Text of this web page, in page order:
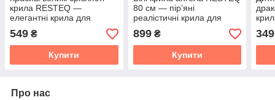
крила RESTEQ —
елегантні крила для
вечірок, шоу та
танцювальних виступів,
легкі та ефектні аксесуари
549 ₴
Купити
80 см — пір’яні
реалістичні крила для
косплею, фотосесій та
святкових подій
899₴
Купити
для
349
Про нас